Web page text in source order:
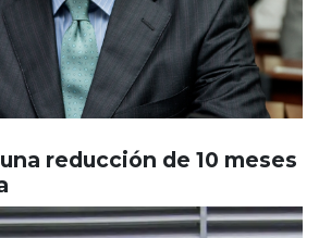
reducción de 10 meses